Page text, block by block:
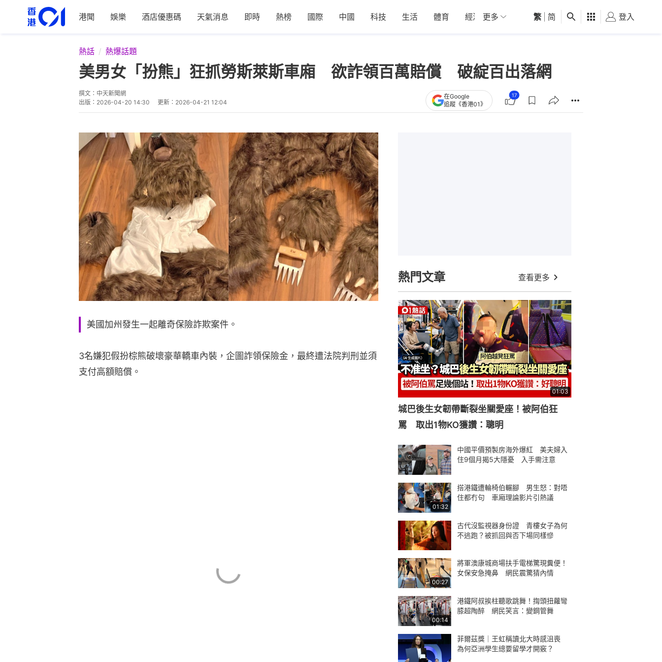
港聞 娛樂 酒店優惠碼 天氣消息 即時 熱榜 國際 中國 科技 生活 體育 經濟 01深圳 觀點 健康 好食玩飛
更多 繁 简 登入
熱話 熱爆話題
美男女「扮熊」狂抓勞斯萊斯車廂 欲詐領百萬賠償 破綻百出落網
撰文： 中天新聞網
出版： 2026-04-20 14:30 更新： 2026-04-21 12:04
在Google
追蹤《香港01》
17
美國加州發生一起離奇保險詐欺案件。
3名嫌犯假扮棕熊破壞豪華轎車內裝，企圖詐領保險金，最終遭法院判刑並須
支付高額賠償。
熱門文章 查看更多
01:03
城巴後生女韌帶斷裂坐關愛座！被阿伯狂
罵 取出1物KO獲讚：聰明
中國平價預製房海外爆紅 美夫婦入
住9個月揭5大隱憂 入手需注意
01:32
搭港鐵遭輪椅伯輾腳 男生怒：對唔
住都冇句 車廂理論影片引熱議
古代沒監視器身份證 青樓女子為何
不逃跑？被抓回與否下場同樣慘
00:27
將軍澳康城商場扶手電梯驚現糞便！
女保安急掩鼻 網民震驚猜內情
00:14
港鐵阿叔挨柱聽歌跳舞！揈頭扭蘿彎
膝超陶醉 網民笑言：變鋼管舞
菲爾茲獎｜王虹稱讀北大時感沮喪
為何亞洲學生總要留學才開竅？